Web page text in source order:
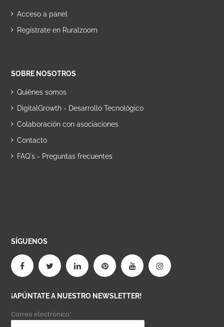
Acceso a panel
Regístrate en Ruralzoom
SOBRE NOSOTROS
Quiénes somos
DigitalGrowth - Desarrollo Tecnológico
Colaboración con asociaciones
Contacto
FAQ´s - Preguntas frecuentes
SÍGUENOS
¡APÚNTATE A NUESTRO NEWSLETTER!
Correo electrónico*